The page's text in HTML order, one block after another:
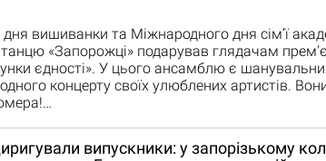
вишиванки та Міжнародного дня сім’ї
танцю «Запорожці» подарував глядачам
єдності». У цього ансамблю є
концерту своїх улюблених артистів.
випускники: у запорізькому